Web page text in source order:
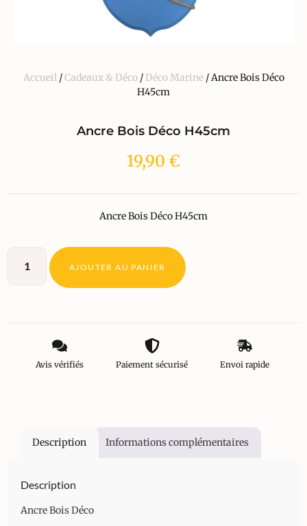
Accueil/Cadeaux & Déco/ Déco Marine/ Ancre Bois Déco
H45cm
Ancre Bois Déco H45cm
19,90 €
Ancre Bois Déco H45cm
AJOUTER AU PANIER
Avis vérifiés Paiement sécurisé Envoi rapide
Description Informations complémentaires
Description
Ancre Bois Déco